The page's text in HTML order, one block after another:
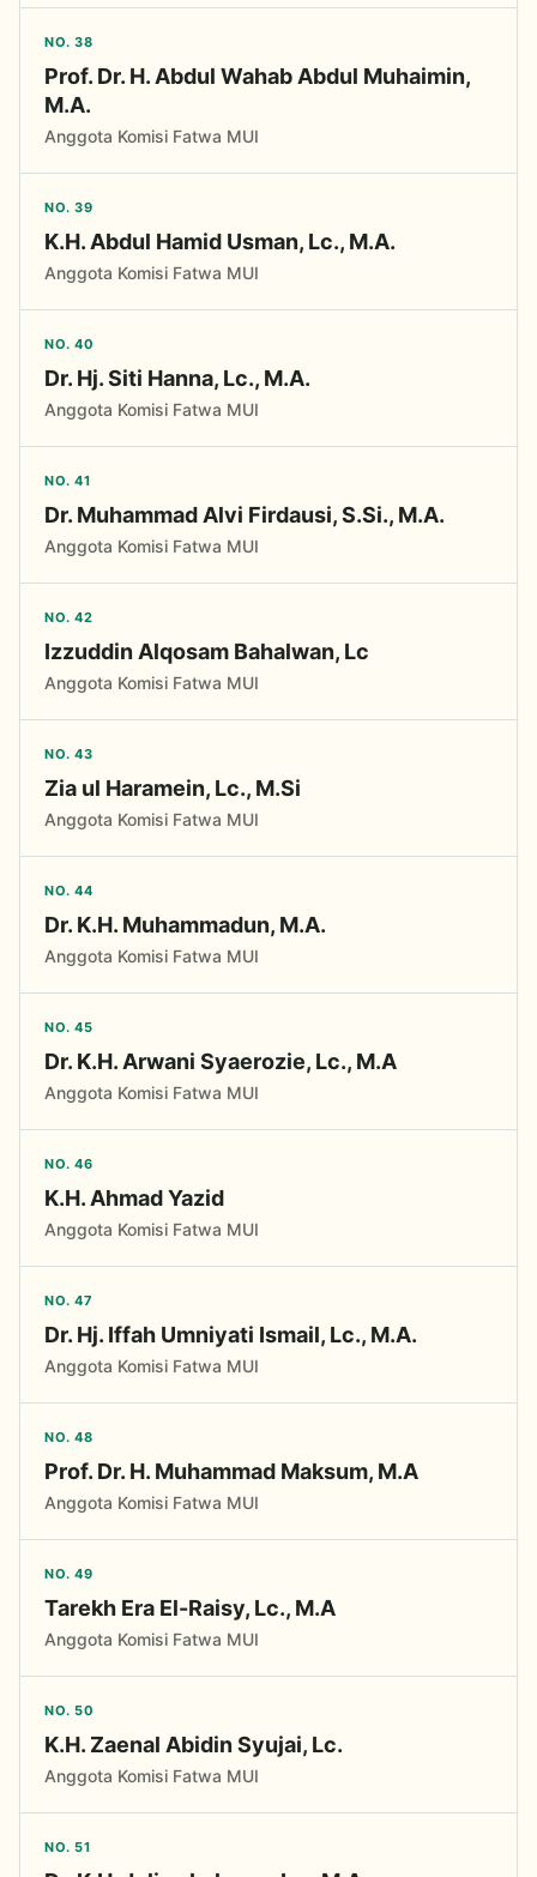
NO. 38
Prof. Dr. H. Abdul Wahab Abdul Muhaimin,
M.A.
Anggota Komisi Fatwa MUI
NO. 39
K.H. Abdul Hamid Usman, Lc., M.A.
Anggota Komisi Fatwa MUI
NO. 40
Dr. Hj. Siti Hanna, Lc., M.A.
Anggota Komisi Fatwa MUI
NO. 41
Dr. Muhammad Alvi Firdausi, S.Si., M.A.
Anggota Komisi Fatwa MUI
NO. 42
Izzuddin Alqosam Bahalwan, Lc
Anggota Komisi Fatwa MUI
NO. 43
Zia ul Haramein, Lc., M.Si
Anggota Komisi Fatwa MUI
NO. 44
Dr. K.H. Muhammadun, M.A.
Anggota Komisi Fatwa MUI
NO. 45
Dr. K.H. Arwani Syaerozie, Lc., M.A
Anggota Komisi Fatwa MUI
NO. 46
K.H. Ahmad Yazid
Anggota Komisi Fatwa MUI
NO. 47
Dr. Hj. Iffah Umniyati Ismail, Lc., M.A.
Anggota Komisi Fatwa MUI
NO. 48
Prof. Dr. H. Muhammad Maksum, M.A
Anggota Komisi Fatwa MUI
NO. 49
Tarekh Era El-Raisy, Lc., M.A
Anggota Komisi Fatwa MUI
NO. 50
K.H. Zaenal Abidin Syujai, Lc.
Anggota Komisi Fatwa MUI
NO. 51